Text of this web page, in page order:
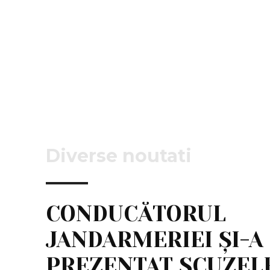
Diverse noutati
CONDUCĂTORUL
JANDARMERIEI ȘI-A